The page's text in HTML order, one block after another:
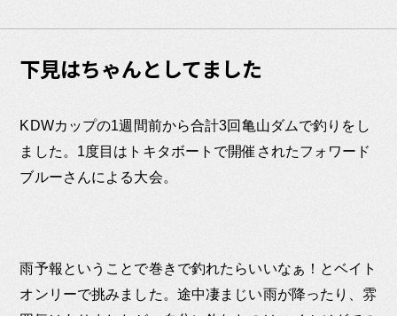
下見はちゃんとしてました
KDWカップの1週間前から合計3回亀山ダムで釣りをし
ました。1度目はトキタボートで開催されたフォワード
ブルーさんによる大会。
雨予報ということで巻きで釣れたらいいなぁ！とベイト
オンリーで挑みました。途中凄まじい雨が降ったり、雰